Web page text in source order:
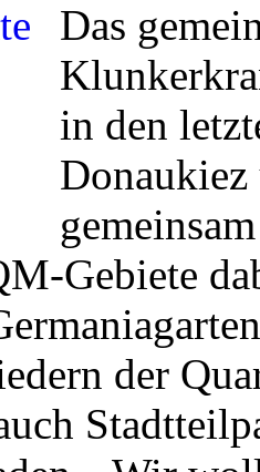
Das
in den
Gebiete
der